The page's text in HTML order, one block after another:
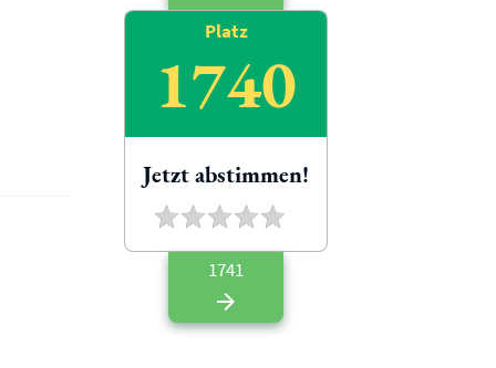
Platz
1740
Jetzt abstimmen!
1741